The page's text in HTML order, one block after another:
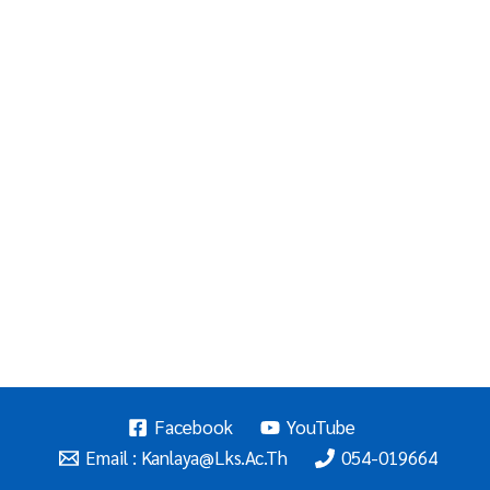
Facebook
YouTube
Email : Kanlaya@lks.ac.th
054-019664